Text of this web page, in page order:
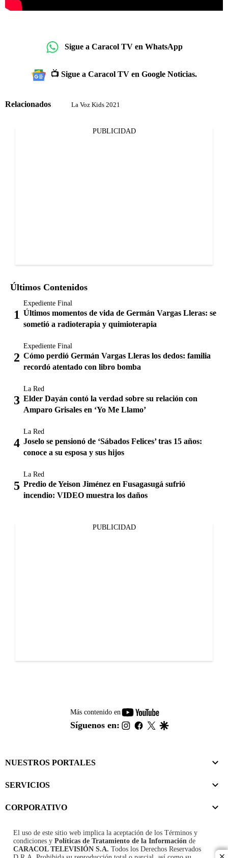
Sigue a Caracol TV en WhatsApp
📺 Sigue a Caracol TV en Google Noticias.
Relacionados La Voz Kids 2021
PUBLICIDAD
Últimos Contenidos
Expediente Final
Últimos momentos de vida de Germán Vargas Lleras: se
sometió a radioterapia y quimioterapia
Expediente Final
Cómo perdió Germán Vargas Lleras los dedos: familia
recordó atentado con libro bomba
La Red
Elder Dayán contó la verdad sobre su relación con
Amparo Grisales en ‘Yo Me Llamo’
La Red
Joselo se pensionó de ‘Sábados Felices’ tras 15 años:
conoce a su esposa y sus hijos
La Red
Predio de Yeison Jiménez en Fusagasugá sufrió
incendio: VIDEO muestra los daños
PUBLICIDAD
Más contenido en
youtube-
footer
Síguenos en: instagram
facebook
twitter
NUESTROS PORTALES
SERVICIOS
CORPORATIVO
El uso de este sitio web implica la aceptación de los Términos y
condiciones y Políticas de Tratamiento de la Información de
CARACOL TELEVISIÓN S.A. Todos los Derechos Reservados